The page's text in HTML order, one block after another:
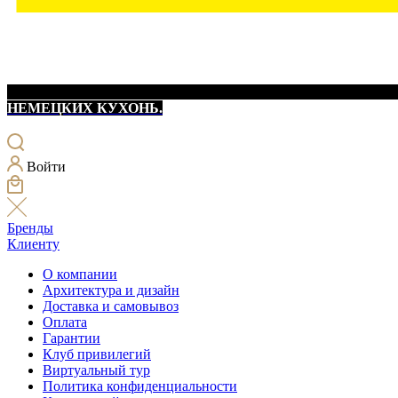
НЕМЕЦКИХ КУХОНЬ.
Войти
Бренды
Клиенту
О компании
Архитектура и дизайн
Доставка и самовывоз
Оплата
Гарантии
Клуб привилегий
Виртуальный тур
Политика конфиденциальности